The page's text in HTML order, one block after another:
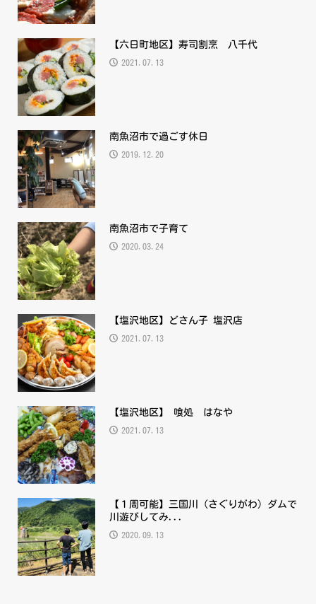
【六日町地区】寿司割烹 八千代
2021.07.13
南魚沼市で過ごす休日
2019.12.20
南魚沼市で子育て
2020.03.24
【塩沢地区】どさん子 塩沢店
2021.07.13
【塩沢地区】 喰処 はなや
2021.07.13
【１周可能】三国川（さぐりがわ）ダムで
川遊びしてみ...
2020.09.13